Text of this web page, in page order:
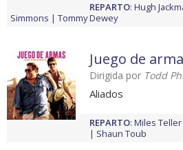
REPARTO: Hugh
Simmons
Tommy Dewey
Juego de
Dirigida por Todd
Aliados
REPARTO: Miles Teller
Shaun Toub